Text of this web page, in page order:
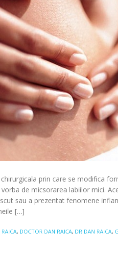
prin care se modifica
de micsorarea labiilor mici.
sau a prezentat fenomene
[…]
, DOCTOR DAN RAICA, DR DAN RAICA,